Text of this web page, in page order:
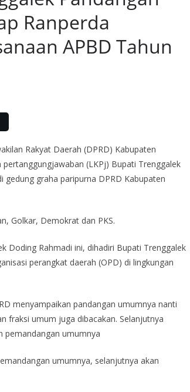
Ranperda
APBD Tahun
Rakyat Daerah (DPRD) Kabupaten
(LKPj) Bupati Trenggalek
gedung graha paripurna DPRD Kabupaten
Golkar, Demokrat dan PKS.
Doding Rahmadi ini, dihadiri Bupati Trenggalek
perangkat daerah (OPD) di lingkungan
menyampaikan pandangan umumnya nanti
fraksi umum juga dibacakan. Selanjutnya
pemandangan umumnya
umumnya, selanjutnya akan